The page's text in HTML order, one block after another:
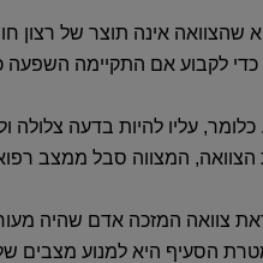
שהצוואה אינה תוצר של
אם התקיימה השפעה
עליו להיות בדעה
המצווה סבל ממצב
הוראת צוואה המזכה אדם
הסעיף היא למנוע מצבים של